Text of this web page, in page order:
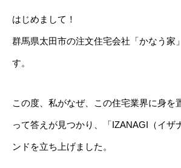
読むだけでバランスが整うブログ
さあ、ここから家づくりを始めよう
はじめまして！
群馬県太田市の注文住宅会社「かなう家
す。
この度、私がなぜ、この住宅業界に身を
って答えが見つかり、「IZANAGI（イザ
ンドを立ち上げました。